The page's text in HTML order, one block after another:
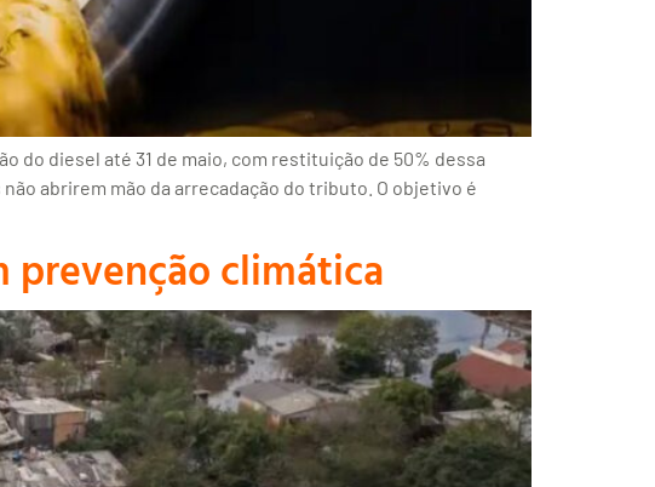
do diesel até 31 de maio, com restituição de 50% dessa
abrirem mão da arrecadação do tributo. O objetivo é
prevenção climática